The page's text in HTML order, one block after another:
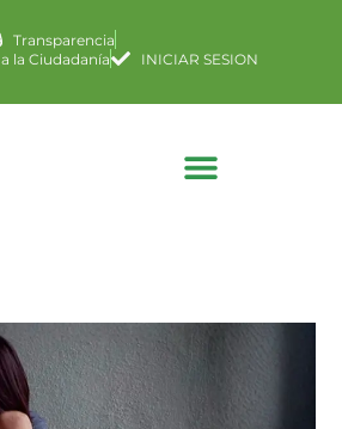
de
Transparencia
la Ciudadanía
INICIAR SESION